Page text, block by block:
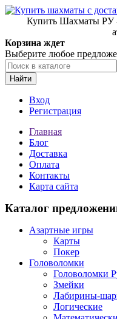
Купить Шахматы РУ
Корзина ждет
Выберите любое
Найти
Вход
Регистрация
Главная
Блог
Доставка
Оплата
Контакты
Карта сайта
Каталог
Азартные игры
Карты
Покер
Головоломки
Головоломки
Змейки
Лабирины-
Логические